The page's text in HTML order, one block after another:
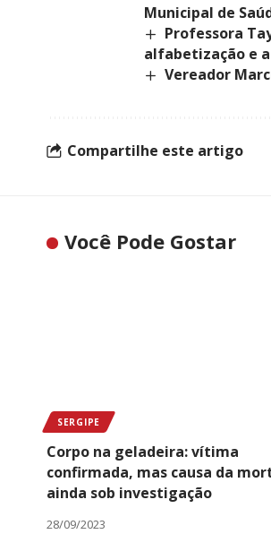
Municipal de
Professora
alfabetização e
Vereador
Compartilhe este artigo
Você Pode Gostar
SERGIPE
Corpo na geladeira: vítima
confirmada, mas causa da
ainda sob investigação
28/09/2023